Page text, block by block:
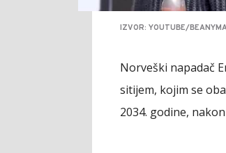
IZVOR: YOUTUBE/
Norveški napadač
sitijem, kojim se
2034. godine,